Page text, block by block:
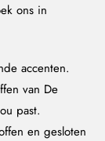
ons in
accenten.
van De
past.
en gesloten